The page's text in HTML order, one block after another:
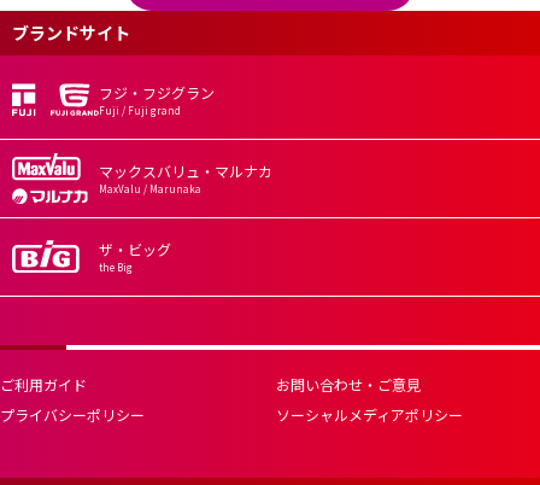
ブランドサイト
フジ・フジグラン
Fuji / Fuji grand
マックスバリュ・マルナカ
MaxValu / Marunaka
ザ・ビッグ
the Big
ご利用ガイド
お問い合わせ・ご意見
プライバシーポリシー
ソーシャルメディアポリシー